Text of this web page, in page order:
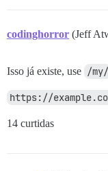
codinghorror (Jeff
Isso já existe, use /my/
https://
14 curtidas